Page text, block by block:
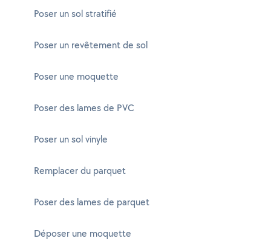
Poser un sol stratifié
Poser un revêtement de sol
Poser une moquette
Poser des lames de PVC
Poser un sol vinyle
Remplacer du parquet
Poser des lames de parquet
Déposer une moquette